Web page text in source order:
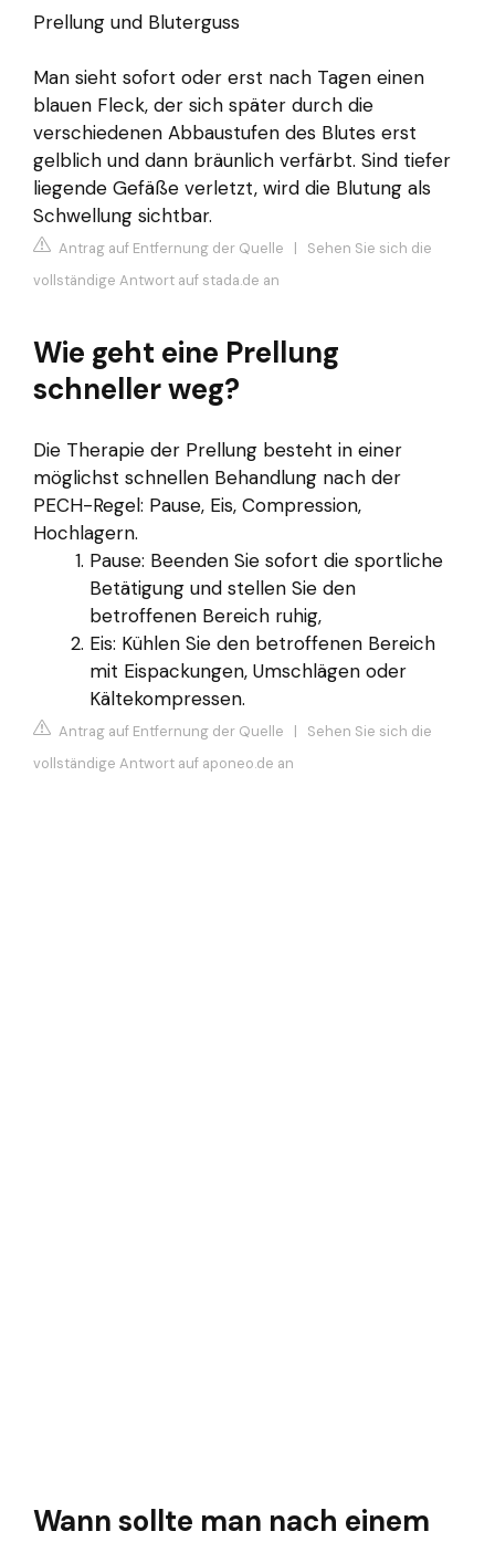
Prellung und Bluterguss
Man sieht sofort oder erst nach Tagen einen
blauen Fleck, der sich später durch die
verschiedenen Abbaustufen des Blutes erst
gelblich und dann bräunlich verfärbt. Sind tiefer
liegende Gefäße verletzt, wird die Blutung als
Schwellung sichtbar.
Antrag auf Entfernung der Quelle | Sehen Sie sich die
vollständige Antwort auf stada.de an
Wie geht eine Prellung
schneller weg?
Die Therapie der Prellung besteht in einer
möglichst schnellen Behandlung nach der
PECH-Regel: Pause, Eis, Compression,
Hochlagern.
Pause: Beenden Sie sofort die sportliche
Betätigung und stellen Sie den
betroffenen Bereich ruhig,
Eis: Kühlen Sie den betroffenen Bereich
mit Eispackungen, Umschlägen oder
Kältekompressen.
Antrag auf Entfernung der Quelle | Sehen Sie sich die
vollständige Antwort auf aponeo.de an
Wann sollte man nach einem